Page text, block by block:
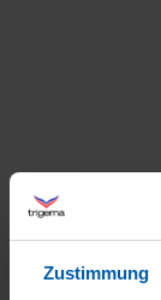
Zustimmung